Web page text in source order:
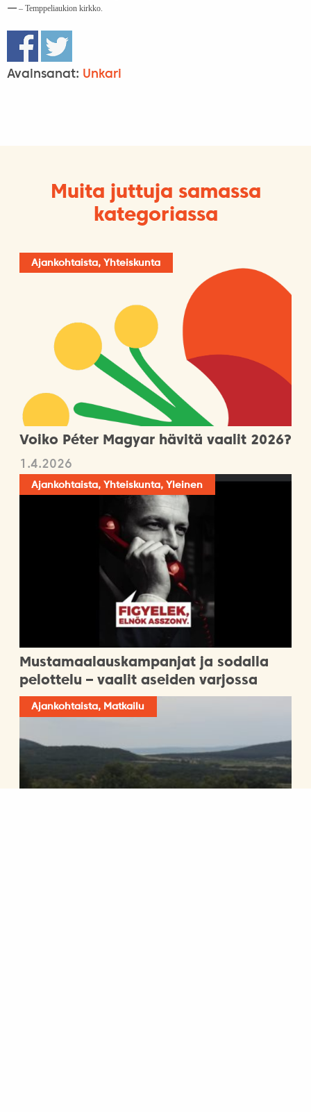
– Temppeliaukion kirkko.
Avainsanat: Unkari
Muita juttuja samassa
kategoriassa
Ajankohtaista, Yhteiskunta
Voiko Péter Magyar hävitä vaalit 2026?
1.4.2026
Ajankohtaista, Yhteiskunta, Yleinen
Mustamaalauskampanjat ja sodalla
pelottelu – vaalit aseiden varjossa
Ajankohtaista, Matkailu